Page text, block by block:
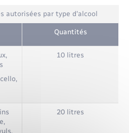
autorisées par type d'alcool
Quantités
10 litres
20 litres